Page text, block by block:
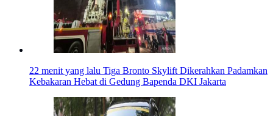
22 menit yang lalu Tiga Bronto Skylift Dikerahkan Padamkan
Kebakaran Hebat di Gedung Bapenda DKI Jakarta